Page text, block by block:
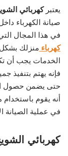
يعتبركهربائي
صيانة الكهرباء
في هذا المجال
كهرباء منزلك بشكل
الخدمات يجب أن
فإنه يهتم بتنفيذ
حتى يضمن حصول
أنه يقوم
في عملية الصيانة
كهربائي